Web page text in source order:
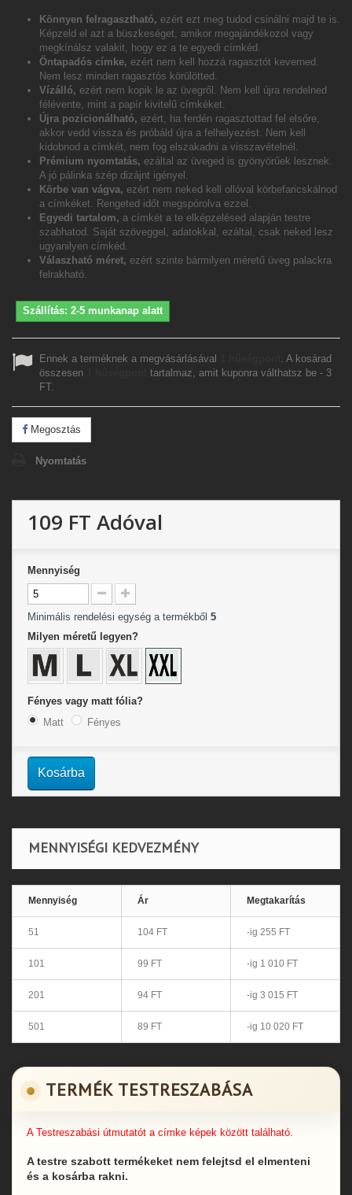
Könnyen felragasztható, ezért ezt meg tudod csinálni majd te is.
Képzeld el azt a büszkeséget, amikor megajándékozol vagy
megkínálsz valakit, hogy ez a te egyedi címkéd.
Öntapadós címke, ezért nem kell hozzá ragasztót keverned.
Nem lesz minden ragasztós körülötted.
Vízálló, ezért nem kopik le az üvegről. Nem kell újra rendelned
félévente, mint a papír kivitelű címkéket.
Újra pozicionálható, ezért, ha ferdén ragasztottad fel elsőre,
akkor vedd vissza és próbáld újra a felhelyezést. Nem kell
kidobnod a címkét, nem fog elszakadni a visszavételnél.
Prémium nyomtatás, ezáltal az üveged is gyönyörűek lesznek.
A jó pálinka szép dizájnt igényel.
Körbe van vágva, ezért nem neked kell ollóval körbefaricskálnod
a címkéket. Rengeted időt megspórolva ezzel.
Egyedi tartalom, a címkét a te elképzelésed alapján testre
szabhatod. Saját szöveggel, adatokkal, ezáltal, csak neked lesz
ugyanilyen címkéd.
Válaszható méret, ezért szinte bármilyen méretű üveg palackra
felrakható.
Szállítás: 2-5 munkanap alatt
Ennek a terméknek a megvásárlásával
. A kosárad
összesen
tartalmaz, amit kuponra válthatsz be - 3
FT.
Megosztás
Nyomtatás
109 FT Adóval
Mennyiség
Minimális rendelési egység a termékből 5
Milyen méretű legyen?
Fényes vagy matt fólia?
Matt
Fényes
Kosárba
MENNYISÉGI KEDVEZMÉNY
Mennyiség Ár Megtakarítás
51 104 FT -ig 255 FT
101 99 FT -ig 1 010 FT
201 94 FT -ig 3 015 FT
501 89 FT -ig 10 020 FT
TERMÉK TESTRESZABÁSA
A Testreszabási útmutatót a címke képek között található.
A testre szabott termékeket nem felejtsd el elmenteni
és a kosárba rakni.